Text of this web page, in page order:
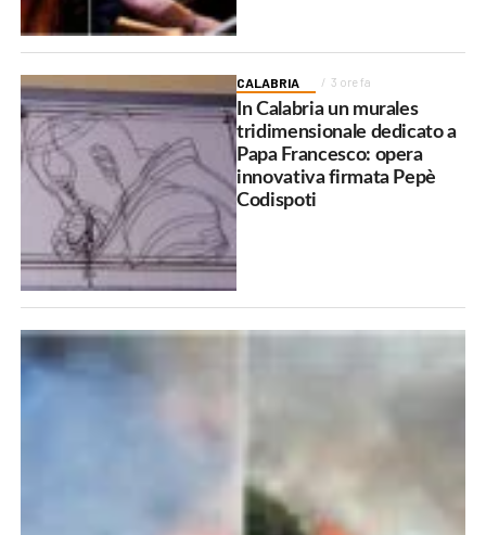
CALABRIA 3 ore fa
In Calabria un murales
tridimensionale dedicato a
Papa Francesco: opera
innovativa firmata Pepè
Codispoti